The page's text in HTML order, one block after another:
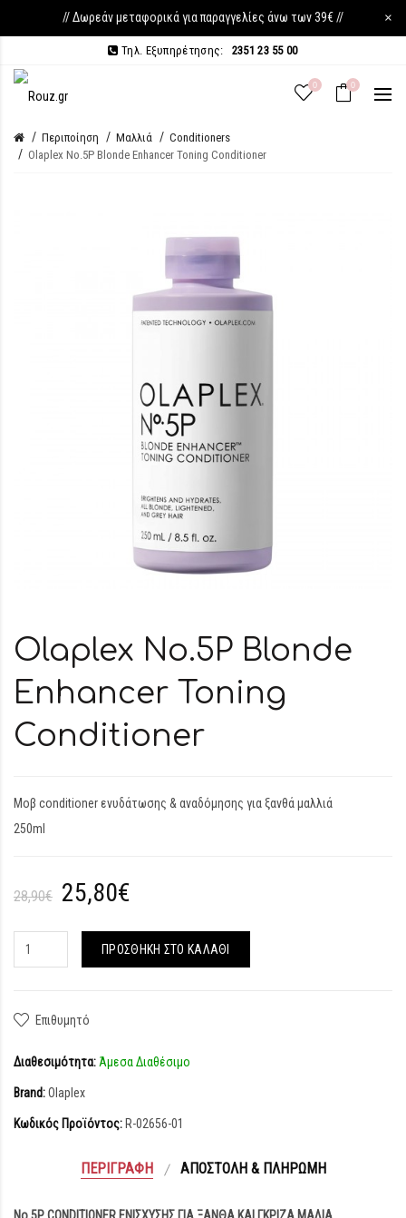
// Δωρεάν μεταφορικά για παραγγελίες άνω των 39€ // ×
Τηλ. Εξυπηρέτησης: 2351 23 55 00
0 0
Περιποίηση Μαλλιά
Conditioners
Olaplex No.5P Blonde Enhancer Toning Conditioner
Olaplex No.5P Blonde
Enhancer Toning
Conditioner
Μοβ conditioner ενυδάτωσης & αναδόμησης για ξανθά μαλλιά
250ml
28,90€ 25,80€
ΠΡΟΣΘΉΚΗ ΣΤΟ ΚΑΛΆΘΙ
Επιθυμητό
Διαθεσιμότητα: Άμεσα Διαθέσιμο
Brand:Olaplex
Κωδικός Προϊόντος: R-02656-01
ΠΕΡΙΓΡΑΦΉ ΑΠΟΣΤΟΛΉ & ΠΛΗΡΩΜΉ